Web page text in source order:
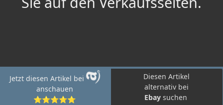
Jetzt diesen Artikel bei
anschauen
⭐⭐⭐⭐⭐
Diesen Artikel
alternativ bei
Ebay suchen